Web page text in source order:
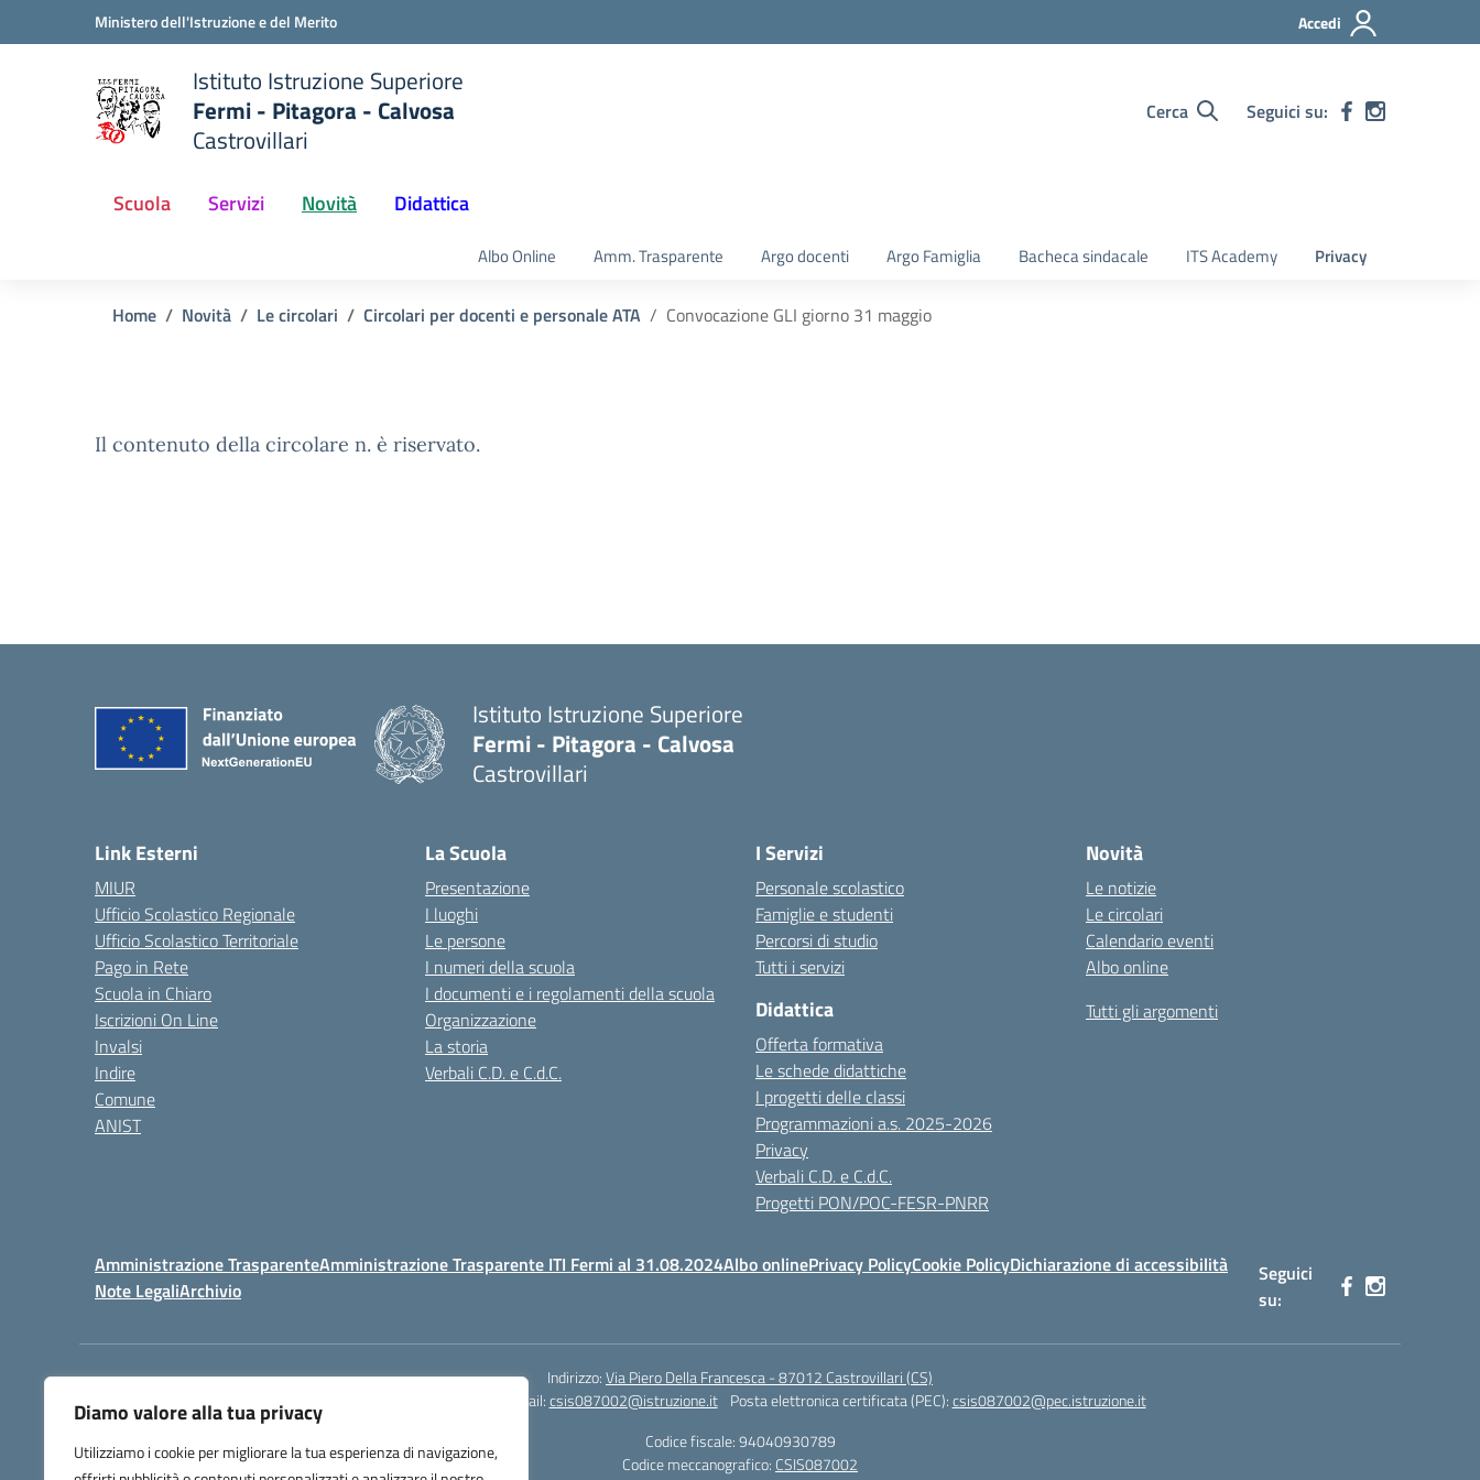
Diamo valore alla tua privacy
Utilizziamo i cookie per migliorare la tua esperienza di navigazione,
Vai ai contenuti
Vai al menu di navigazioneMinistero dell'Istruzione e del Merito Accedi
Istituto Istruzione Superiore
Fermi - Pitagora - Calvosa
Castrovillari
Cerca Seguici su:
Scuola Servizi Novità Didattica
Albo Online Amm. Trasparente Argo docenti Argo Famiglia Bacheca sindacale ITS Academy Privacy
Home Novità Le circolari Circolari per docenti e personale ATA Convocazione GLI giorno 31 maggio
Il contenuto della circolare n. è riservato.
Istituto Istruzione Superiore
Fermi - Pitagora - Calvosa
Castrovillari
Link Esterni
MIUR
Ufficio Scolastico Regionale
Ufficio Scolastico Territoriale
Pago in Rete
Scuola in Chiaro
Iscrizioni On Line
Invalsi
Indire
Comune
ANIST
La Scuola
Presentazione
I luoghi
Le persone
I numeri della scuola
I documenti e i regolamenti della scuola
Organizzazione
La storia
Verbali C.D. e C.d.C.
I Servizi
Personale scolastico
Famiglie e studenti
Percorsi di studio
Tutti i servizi
Didattica
Offerta formativa
Le schede didattiche
I progetti delle classi
Programmazioni a.s. 2025-2026
Privacy
Verbali C.D. e C.d.C.
Progetti PON/POC-FESR-PNRR
Novità
Le notizie
Le circolari
Calendario eventi
Albo online
Tutti gli argomenti
Amministrazione TrasparenteAmministrazione Trasparente ITI Fermi al 31.08.2024Albo onlinePrivacy PolicyCookie PolicyDichiarazione di accessibilità
Note LegaliArchivio
Seguici
su:
Indirizzo:Via Piero Della Francesca - 87012 Castrovillari (CS)
Email:csis087002@istruzione.it Posta elettronica certificata (PEC):csis087002@pec.istruzione.it
Codice fiscale: 94040930789
Codice meccanografico: CSIS087002